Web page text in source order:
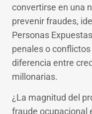
convertirse en una
prevenir fraudes,
Personas
penales o
diferencia entre
millonarias.
¿La magnitud del
fraude ocupacional